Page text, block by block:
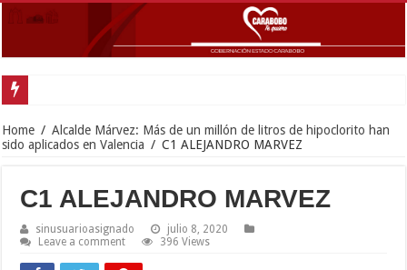
Home / Alcalde Márvez: Más de un millón de litros de hipoclorito han
sido aplicados en Valencia / C1 ALEJANDRO MARVEZ
C1 ALEJANDRO MARVEZ
sinusuarioasignado
julio 8, 2020
Leave a comment
396 Views